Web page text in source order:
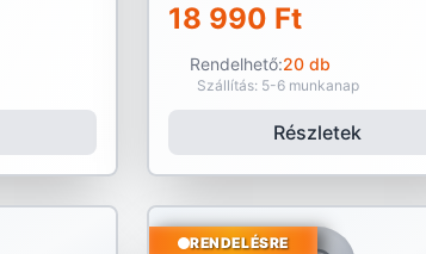
18 990 Ft
Rendelhető:20 db
Szállítás: 5-6 munkanap
Részletek
RENDELÉSRE